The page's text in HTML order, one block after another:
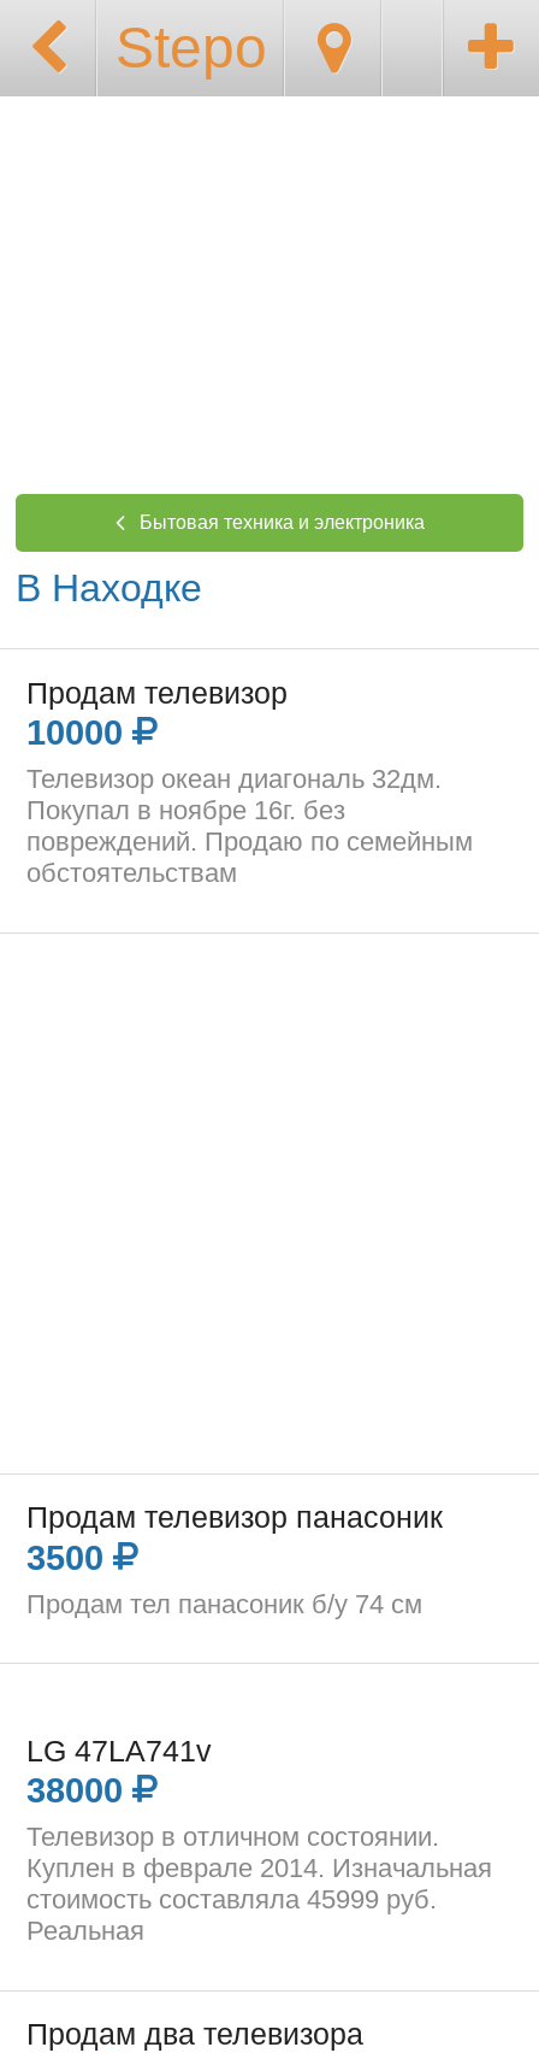
Stepo
Бытовая техника и электроника
В Находке
Продам телевизор
10000
Телевизор океан диагональ 32дм.
Покупал в ноябре 16г. без
повреждений. Продаю по семейным
обстоятельствам
Продам телевизор панасоник
3500
Продам тел панасоник б/у 74 см
LG 47LA741v
38000
Телевизор в отличном состоянии.
Куплен в феврале 2014. Изначальная
стоимость составляла 45999 руб.
Реальная
Продам два телевизора